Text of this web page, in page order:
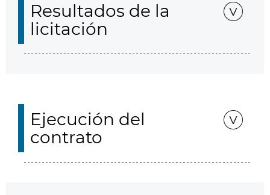
Resultados de la
licitación
Ejecución del
contrato